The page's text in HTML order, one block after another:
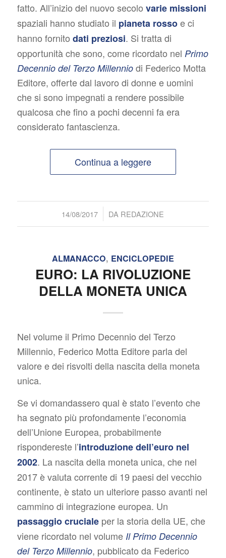
fatto. All’inizio del nuovo secolo varie missioni
spaziali hanno studiato il pianeta rossoe ci
hanno fornito dati preziosi. Si tratta di
opportunità che sono, come ricordato nel Primo
Decennio del Terzo Millenniodi Federico Motta
Editore, offerte dal lavoro di donne e uomini
che si sono impegnati a rendere possibile
qualcosa che fino a pochi decenni fa era
considerato fantascienza.
Continua a leggere
14/08/2017
/ DA REDAZIONE
ALMANACCO, ENCICLOPEDIE
EURO: LA RIVOLUZIONE
DELLA MONETA UNICA
Nel volume il Primo Decennio del Terzo
Millennio, Federico Motta Editore parla del
valore e dei risvolti della nascita della moneta
unica.
Se vi domandassero qual è stato l’evento che
ha segnato più profondamente l’economia
dell’Unione Europea, probabilmente
rispondereste l’introduzione dell’euro nel
2002. La nascita della moneta unica, che nel
2017 è valuta corrente di 19 paesi del vecchio
continente, è stato un ulteriore passo avanti nel
cammino di integrazione europea. Un
passaggio crucialeper la storia della UE, che
viene ricordato nel volume Il Primo Decennio
del Terzo Millennio, pubblicato da Federico